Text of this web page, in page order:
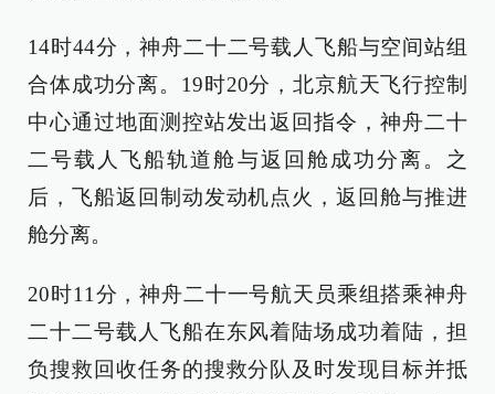
14时44分，神舟二十二号载人飞船与空间站组
合体成功分离。19时20分，北京航天飞行控制
中心通过地面测控站发出返回指令，神舟二十
二号载人飞船轨道舱与返回舱成功分离。之
后，飞船返回制动发动机点火，返回舱与推进
舱分离。
20时11分，神舟二十一号航天员乘组搭乘神舟
二十二号载人飞船在东风着陆场成功着陆，担
负搜救回收任务的搜救分队及时发现目标并抵